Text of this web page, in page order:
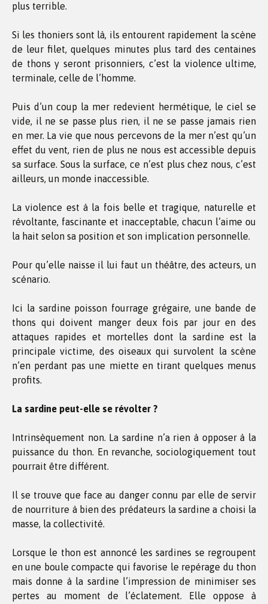
plus terrible.
Si les thoniers sont là, ils entourent rapidement la scène
de leur filet, quelques minutes plus tard des centaines
de thons y seront prisonniers, c’est la violence ultime,
terminale, celle de l’homme.
Puis d’un coup la mer redevient hermétique, le ciel se
vide, il ne se passe plus rien, il ne se passe jamais rien
en mer. La vie que nous percevons de la mer n’est qu’un
effet du vent, rien de plus ne nous est accessible depuis
sa surface. Sous la surface, ce n’est plus chez nous, c’est
ailleurs, un monde inaccessible.
La violence est à la fois belle et tragique, naturelle et
révoltante, fascinante et inacceptable, chacun l’aime ou
la hait selon sa position et son implication personnelle.
Pour qu’elle naisse il lui faut un théâtre, des acteurs, un
scénario.
Ici la sardine poisson fourrage grégaire, une bande de
thons qui doivent manger deux fois par jour en des
attaques rapides et mortelles dont la sardine est la
principale victime, des oiseaux qui survolent la scène
n’en perdant pas une miette en tirant quelques menus
profits.
La sardine peut-elle se révolter ?
Intrinsèquement non. La sardine n’a rien à opposer à la
puissance du thon. En revanche, sociologiquement tout
pourrait être différent.
Il se trouve que face au danger connu par elle de servir
de nourriture à bien des prédateurs la sardine a choisi la
masse, la collectivité.
Lorsque le thon est annoncé les sardines se regroupent
en une boule compacte qui favorise le repérage du thon
mais donne à la sardine l’impression de minimiser ses
pertes au moment de l’éclatement. Elle oppose à